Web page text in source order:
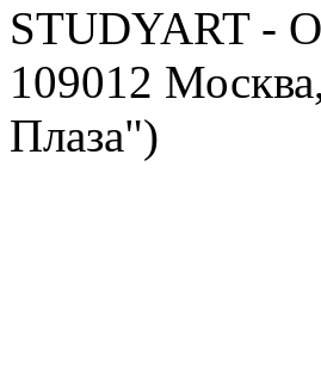
STUDYART -
109012
Плаза")